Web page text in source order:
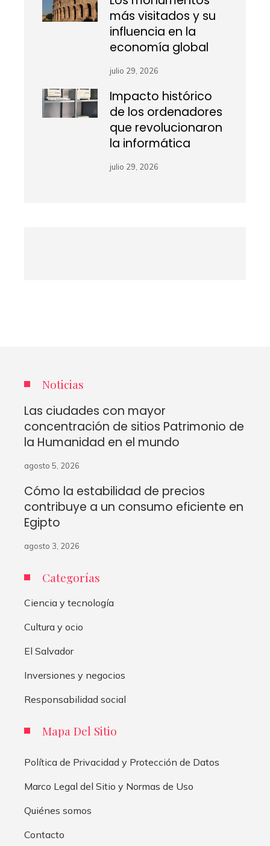
más visitados y su
influencia en la
economía global
julio 29, 2026
Impacto histórico
de los ordenadores
que revolucionaron
la informática
julio 29, 2026
Noticias
Las ciudades con mayor
concentración de sitios Patrimonio de
la Humanidad en el mundo
agosto 5, 2026
Cómo la estabilidad de precios
contribuye a un consumo eficiente en
Egipto
agosto 3, 2026
Categorías
Ciencia y tecnología
Cultura y ocio
El Salvador
Inversiones y negocios
Responsabilidad social
Mapa Del Sitio
Política de Privacidad y Protección de Datos
Marco Legal del Sitio y Normas de Uso
Quiénes somos
Contacto